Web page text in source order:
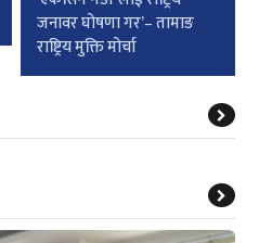
जनावर घोषणा गर’– तामाङ
राष्ट्रिय मुक्ति मोर्चा